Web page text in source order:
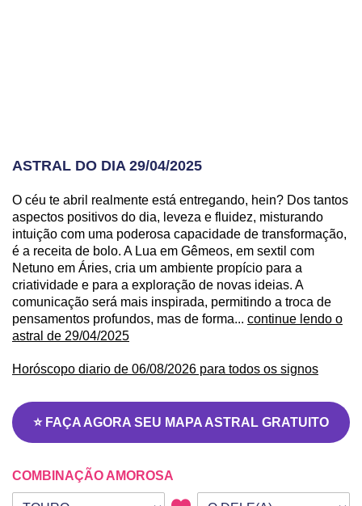
ASTRAL DO DIA 29/04/2025
O céu te abril realmente está entregando, hein? Dos tantos
aspectos positivos do dia, leveza e fluidez, misturando
intuição com uma poderosa capacidade de transformação,
é a receita de bolo. A Lua em Gêmeos, em sextil com
Netuno em Áries, cria um ambiente propício para a
criatividade e para a exploração de novas ideias. A
comunicação será mais inspirada, permitindo a troca de
pensamentos profundos, mas de forma... continue lendo o
astral de 29/04/2025
Horóscopo diario de 06/08/2026 para todos os signos
⭐ FAÇA AGORA SEU MAPA ASTRAL GRATUITO
COMBINAÇÃO AMOROSA